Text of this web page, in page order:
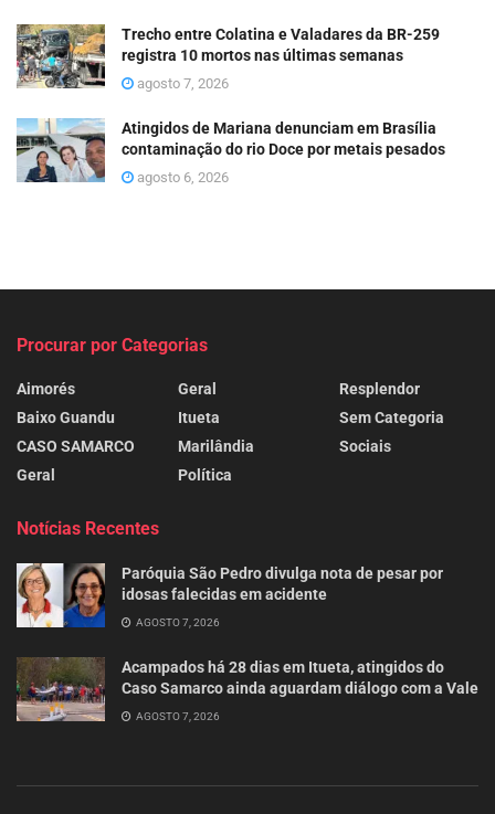
Trecho entre Colatina e Valadares da BR-259
registra 10 mortos nas últimas semanas
agosto 7, 2026
Atingidos de Mariana denunciam em Brasília
contaminação do rio Doce por metais pesados
agosto 6, 2026
Procurar por Categorias
Aimorés
Baixo Guandu
CASO SAMARCO
Geral
Geral
Itueta
Marilândia
Política
Resplendor
Sem Categoria
Sociais
Notícias Recentes
Paróquia São Pedro divulga nota de pesar por
idosas falecidas em acidente
AGOSTO 7, 2026
Acampados há 28 dias em Itueta, atingidos do
Caso Samarco ainda aguardam diálogo com a Vale
AGOSTO 7, 2026